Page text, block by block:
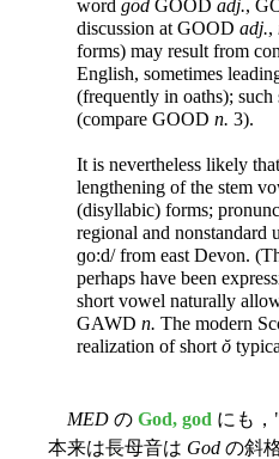
word gōd GOOD adj.,
discussion at GOOD adj.,
forms) may result from
English, sometimes
(frequently in oaths);
(compare GOOD n. 3).
It is nevertheless likely
lengthening of the stem
(disyllabic) forms;
regional and nonstandard
ɡo:d/ from east Devon.
perhaps have been
short vowel naturally
GAWD n. The modern
realization of short ŏ
MED の God, god にも，
本来は長母音は God の斜